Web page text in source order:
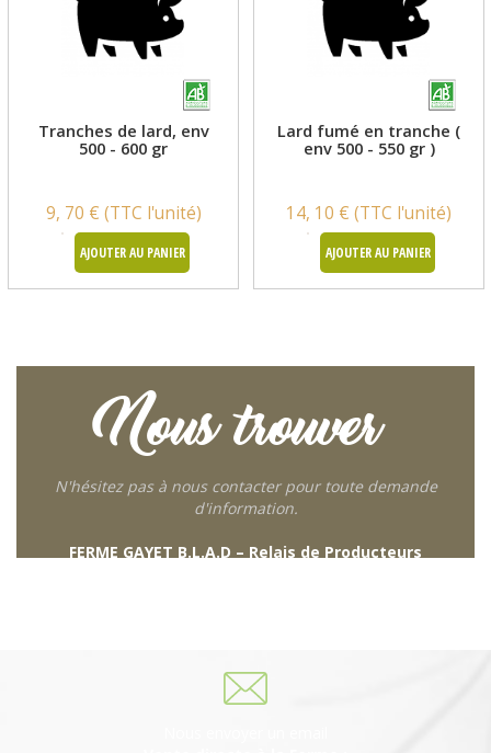
Tranches de lard, env
500 - 600 gr
9, 70 € (TTC l'unité)
AJOUTER AU PANIER
Lard fumé en tranche (
env 500 - 550 gr )
14, 10 € (TTC l'unité)
AJOUTER AU PANIER
Nous trouver
N'hésitez pas à nous contacter pour toute demande
d'information.
FERME GAYET B.L.A.D – Relais de Producteurs